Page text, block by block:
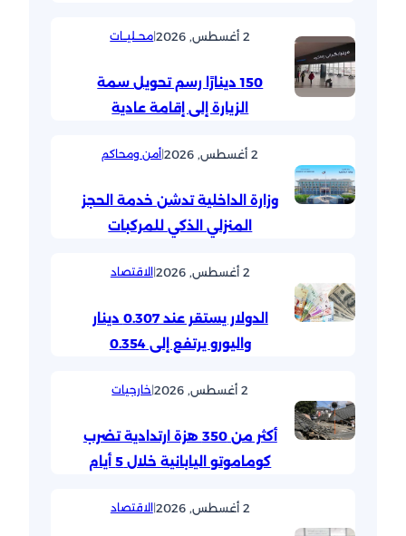
2 أغسطس, 2026 |محــليــات
150 دينارًا رسم تحويل سمة
الزيارة إلى إقامة عادية
2 أغسطس, 2026 |أمن ومحاكم
وزارة الداخلية تدشن خدمة الحجز
المنزلي الذكي للمركبات
2 أغسطس, 2026 |الاقتصاد
الدولار يستقر عند 0.307 دينار
واليورو يرتفع إلى 0.354
2 أغسطس, 2026 |خارجيات
أكثر من 350 هزة ارتدادية تضرب
كوماموتو اليابانية خلال 5 أيام
2 أغسطس, 2026 |الاقتصاد